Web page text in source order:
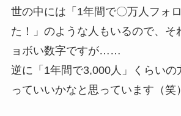
世の中には「1年間で〇万人フォ
た！」のような人もいるので、そ
ョボい数字ですが……
逆に「1年間で3,000人」くらいの
っていいかなと思っています（笑）